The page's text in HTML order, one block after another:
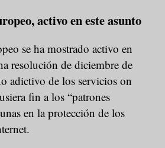
activo en este asunto
se ha mostrado activo en
resolución de diciembre de
adictivo de los servicios on
fin a los “patrones
en la protección de los